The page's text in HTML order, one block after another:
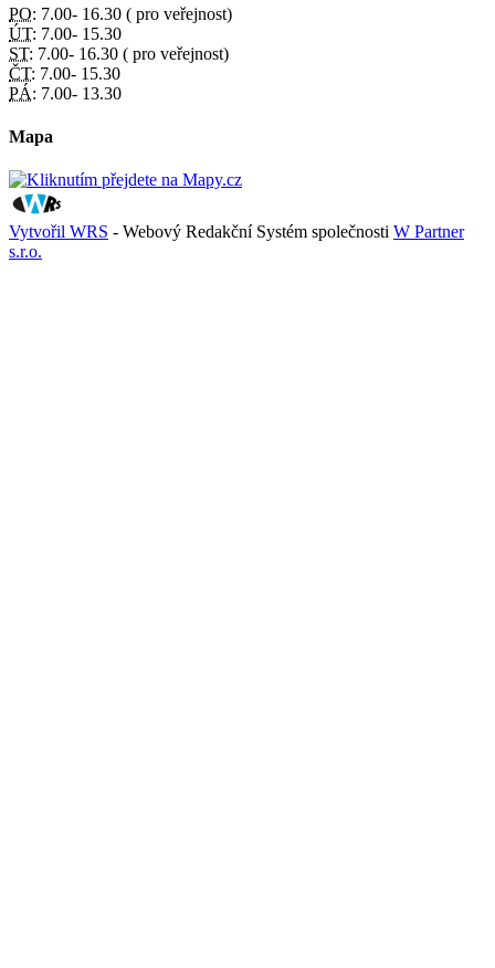
PO: 7.00- 16.30 ( pro veřejnost)
ÚT: 7.00- 15.30
ST: 7.00- 16.30 ( pro veřejnost)
ČT: 7.00- 15.30
PÁ: 7.00- 13.30
Mapa
Vytvořil WRS - Webový Redakční Systém společnosti W Partner
s.r.o.